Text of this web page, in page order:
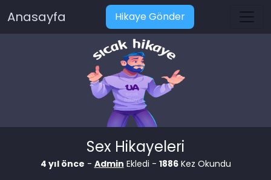
Anasayfa Hikaye Gönder
Sex Hikayeleri
4 yıl önce - Admin Ekledi - 1886Kez Okundu